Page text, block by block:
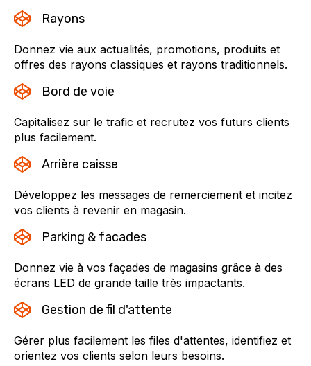
Rayons
Donnez vie aux actualités, promotions, produits et
offres des rayons classiques et rayons traditionnels.
Bord de voie
Capitalisez sur le trafic et recrutez vos futurs clients
plus facilement.
Arrière caisse
Développez les messages de remerciement et incitez
vos clients à revenir en magasin.
Parking & facades
Donnez vie à vos façades de magasins grâce à des
écrans LED de grande taille très impactants.
Gestion de fil d'attente
Gérer plus facilement les files d'attentes, identifiez et
orientez vos clients selon leurs besoins.